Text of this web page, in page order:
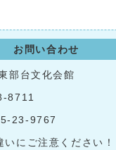
お問い合わせ
部台文化会館
8711
23-9767
にご注意ください！